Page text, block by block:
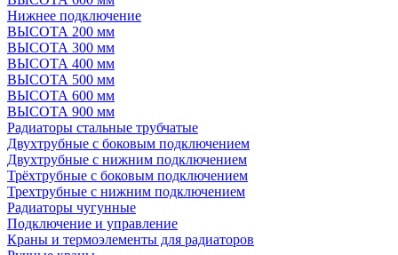
Нижнее подключение
ВЫСОТА 200 мм
ВЫСОТА 300 мм
ВЫСОТА 400 мм
ВЫСОТА 500 мм
ВЫСОТА 600 мм
ВЫСОТА 900 мм
Радиаторы стальные трубчатые
Двухтрубные с боковым подключением
Двухтрубные с нижним подключением
Трёхтрубные с боковым подключением
Трехтрубные с нижним подключением
Радиаторы чугунные
Подключение и управление
Краны и термоэлементы для радиаторов